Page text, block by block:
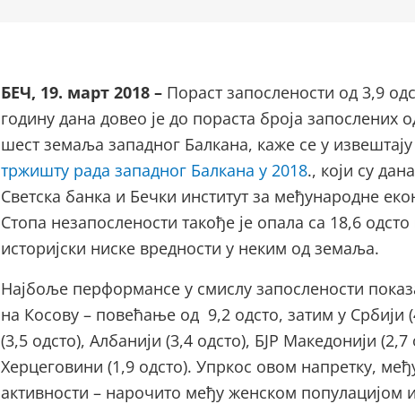
БЕЧ, 19. март 2018 – Пораст запослености од 3,9
годину дана довео је до пораста броја запослених
шест земаља западног Балкана, каже се у извештају
тржишту рада западног Балкана у 2018., који су
Светска банка и Бечки институт за међународне
Стопа незапослености такође је опала са 18,6
историјски ниске вредности у неким од земаља.
Најбоље перформансе у смислу запослености
на Косову – повећање од 9,2 одсто, затим у Србији
(3,5 одсто), Албанији (3,4 одсто), БЈР Македонији
Херцеговини (1,9 одсто). Упркос овом напретку,
активности – нарочито међу женском популацијом